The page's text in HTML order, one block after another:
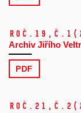
Roč.19, č.1
Archiv Jiřího
PDF
Roč.21, č.2